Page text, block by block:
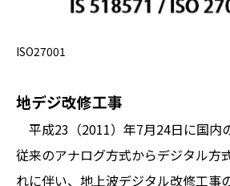
ISO27001
地デジ改修工事
平成23（2011）年7月24日に国内
従来のアナログ方式からデジタル方
れに伴い、地上波デジタル改修工事